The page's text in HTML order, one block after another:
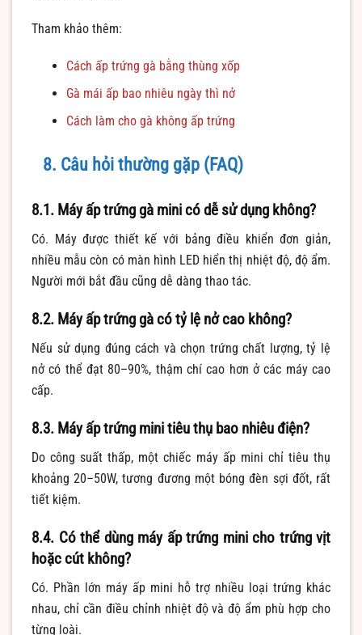
Tham khảo thêm:
Cách ấp trứng gà bằng thùng xốp
Gà mái ấp bao nhiêu ngày thì nở
Cách làm cho gà không ấp trứng
8. Câu hỏi thường gặp (FAQ)
8.1. Máy ấp trứng gà mini có dễ sử dụng không?
Có. Máy được thiết kế với bảng điều khiển đơn giản,
nhiều mẫu còn có màn hình LED hiển thị nhiệt độ, độ ẩm.
Người mới bắt đầu cũng dễ dàng thao tác.
8.2. Máy ấp trứng gà có tỷ lệ nở cao không?
Nếu sử dụng đúng cách và chọn trứng chất lượng, tỷ lệ
nở có thể đạt 80–90%, thậm chí cao hơn ở các máy cao
cấp.
8.3. Máy ấp trứng mini tiêu thụ bao nhiêu điện?
Do công suất thấp, một chiếc máy ấp mini chỉ tiêu thụ
khoảng 20–50W, tương đương một bóng đèn sợi đốt, rất
tiết kiệm.
8.4. Có thể dùng máy ấp trứng mini cho trứng vịt
hoặc cút không?
Có. Phần lớn máy ấp mini hỗ trợ nhiều loại trứng khác
nhau, chỉ cần điều chỉnh nhiệt độ và độ ẩm phù hợp cho
từng loài.